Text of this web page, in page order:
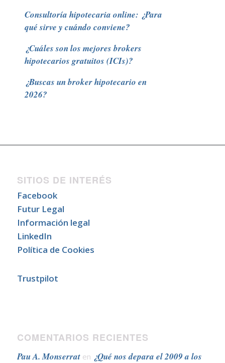
Consultoría hipotecaria online: ¿Para
qué sirve y cuándo conviene?
¿Cuáles son los mejores brokers
hipotecarios gratuitos (ICIs)?
¿Buscas un broker hipotecario en
2026?
SITIOS DE INTERÉS
Facebook
Futur Legal
Información legal
LinkedIn
Política de Cookies
Trustpilot
COMENTARIOS RECIENTES
Pau A. Monserraten ¿Qué nos depara el 2009 a los